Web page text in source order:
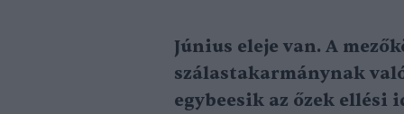
Június eleje van. A
szálastakarmánynak
egybeesik az őzek ellési